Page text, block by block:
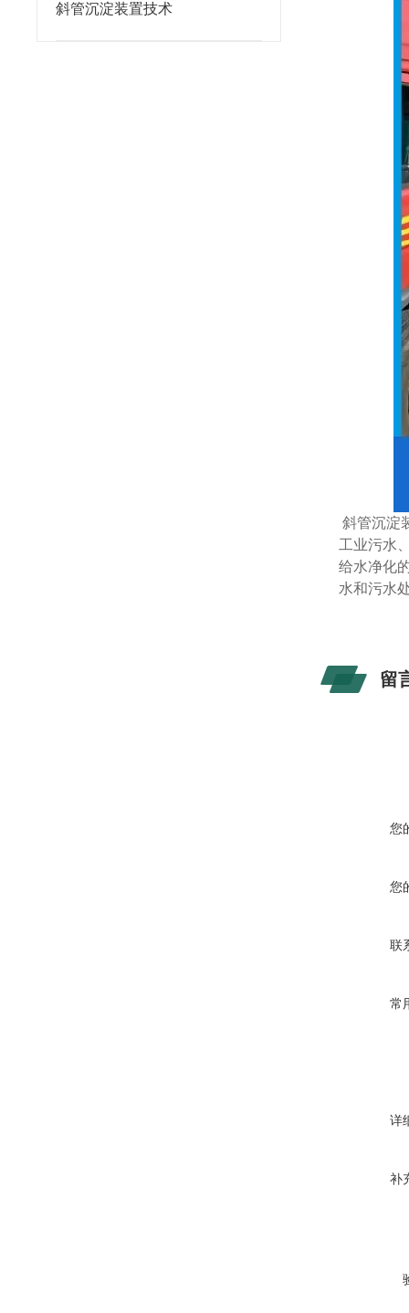
斜管沉淀装置技术
斜管沉淀
工业污水
给水净化
水和污水
留
您
您
联
常
详
补